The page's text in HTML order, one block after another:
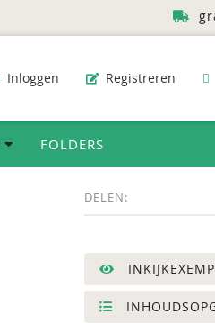
Inloggen Registreren
FOLDERS
DELEN: